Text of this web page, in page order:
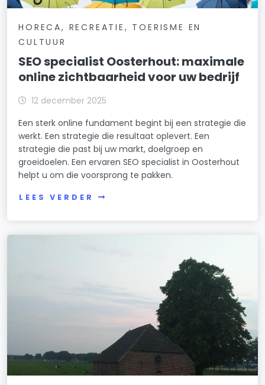
HORECA, RECREATIE, TOERISME EN
CULTUUR
SEO specialist Oosterhout: maximale
online zichtbaarheid voor uw bedrijf
12 december 2025
Een sterk online fundament begint bij een strategie die
werkt. Een strategie die resultaat oplevert. Een
strategie die past bij uw markt, doelgroep en
groeidoelen. Een ervaren SEO specialist in Oosterhout
helpt u om die voorsprong te pakken.
LEES VERDER